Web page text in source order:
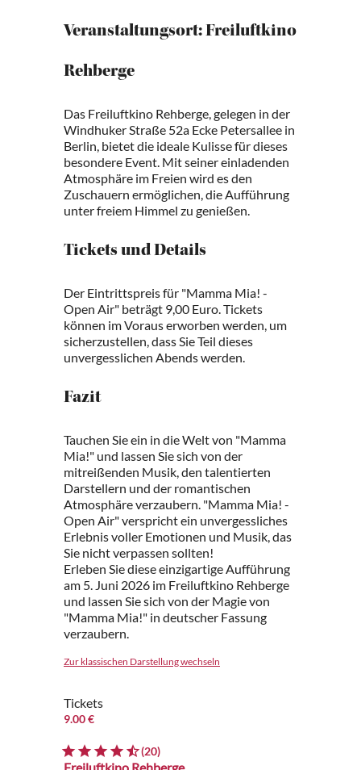
Veranstaltungsort: Freiluftkino
Rehberge
Das Freiluftkino Rehberge, gelegen in der
Windhuker Straße 52a Ecke Petersallee in
Berlin, bietet die ideale Kulisse für dieses
besondere Event. Mit seiner einladenden
Atmosphäre im Freien wird es den
Zuschauern ermöglichen, die Aufführung
unter freiem Himmel zu genießen.
Tickets und Details
Der Eintrittspreis für "Mamma Mia! -
Open Air" beträgt 9,00 Euro. Tickets
können im Voraus erworben werden, um
sicherzustellen, dass Sie Teil dieses
unvergesslichen Abends werden.
Fazit
Tauchen Sie ein in die Welt von "Mamma
Mia!" und lassen Sie sich von der
mitreißenden Musik, den talentierten
Darstellern und der romantischen
Atmosphäre verzaubern. "Mamma Mia! -
Open Air" verspricht ein unvergessliches
Erlebnis voller Emotionen und Musik, das
Sie nicht verpassen sollten!
Erleben Sie diese einzigartige Aufführung
am 5. Juni 2026 im Freiluftkino Rehberge
und lassen Sie sich von der Magie von
"Mamma Mia!" in deutscher Fassung
verzaubern.
Zur klassischen Darstellung wechseln
Tickets
9.00 €
(20)